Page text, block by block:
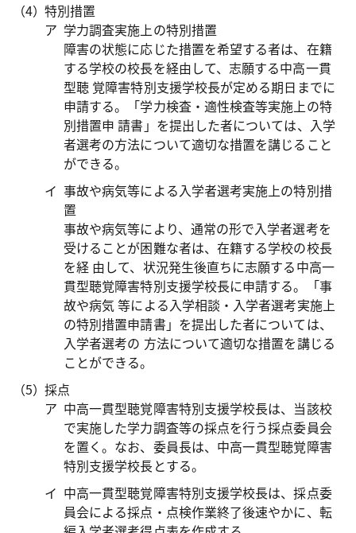
特別措置
学力調査実施上の特別措置
障害の状態に応じた措置を希望する者は、在籍
する学校の校長を経由して、志願する中高一貫
型聴 覚障害特別支援学校長が定める期日までに
申請する。「学力検査・適性検査等実施上の特
別措置申 請書」を提出した者については、入学
者選考の方法について適切な措置を講じること
ができる。
事故や病気等による入学者選考実施上の特別措
置
事故や病気等により、通常の形で入学者選考を
受けることが困難な者は、在籍する学校の校長
を経 由して、状況発生後直ちに志願する中高一
貫型聴覚障害特別支援学校長に申請する。「事
故や病気 等による入学相談・入学者選考実施上
の特別措置申請書」を提出した者については、
入学者選考の 方法について適切な措置を講じる
ことができる。
採点
中高一貫型聴覚障害特別支援学校長は、当該校
で実施した学力調査等の採点を行う採点委員会
を置く。なお、委員長は、中高一貫型聴覚障害
特別支援学校長とする。
中高一貫型聴覚障害特別支援学校長は、採点委
員会による採点・点検作業終了後速やかに、転